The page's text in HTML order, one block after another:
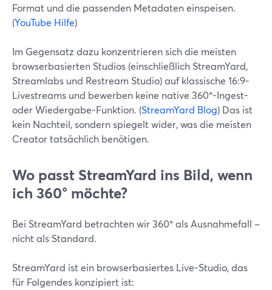
Format und die passenden Metadaten einspeisen.
(YouTube Hilfe)
Im Gegensatz dazu konzentrieren sich die meisten
browserbasierten Studios (einschließlich StreamYard,
Streamlabs und Restream Studio) auf klassische 16:9-
Livestreams und bewerben keine native 360°-Ingest-
oder Wiedergabe-Funktion. (StreamYard Blog) Das ist
kein Nachteil, sondern spiegelt wider, was die meisten
Creator tatsächlich benötigen.
Wo passt StreamYard ins Bild, wenn
ich 360° möchte?
Bei StreamYard betrachten wir 360° als Ausnahmefall –
nicht als Standard.
StreamYard ist ein browserbasiertes Live-Studio, das
für Folgendes konzipiert ist: